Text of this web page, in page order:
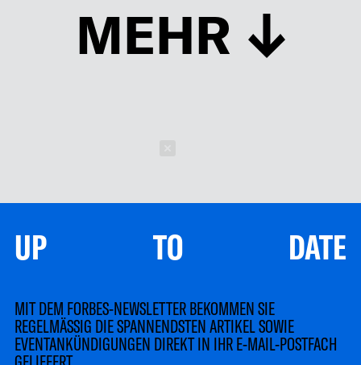
MEHR
UP TO DATE
MIT DEM FORBES-NEWSLETTER BEKOMMEN SIE
REGELMÄSSIG DIE SPANNENDSTEN ARTIKEL SOWIE
EVENTANKÜNDIGUNGEN DIREKT IN IHR E-MAIL-POSTFACH